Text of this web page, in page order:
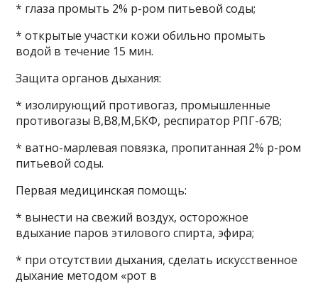
* глаза промыть 2% р-ром питьевой соды;
* открытые участки кожи обильно промыть
водой в течение 15 мин.
Защита органов дыхания:
* изолирующий противогаз, промышленные
противогазы В,В8,М,БКФ, респиратор РПГ-67В;
* ватно-марлевая повязка, пропитанная 2% р-ром
питьевой соды.
Первая медицинская помощь:
* вынести на свежий воздух, осторожное
вдыхание паров этилового спирта, эфира;
* при отсутствии дыхания, сделать искусственное
дыхание методом «рот в